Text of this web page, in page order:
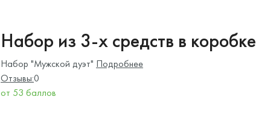
Набор из 3-х средств в коробке
Набор "Мужской дуэт" Подробнее
Отзывы:0
от 53 баллов